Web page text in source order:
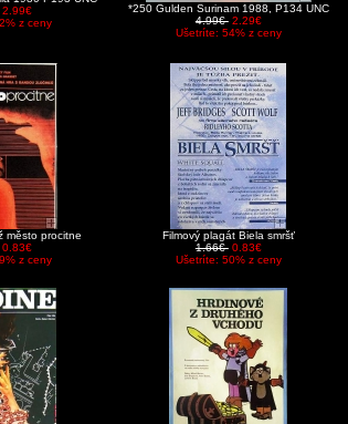
2.99€
z ceny
*250 Gulden Surinam 1988, P134 UNC
4.99€ 2.29€
Ušetríte: 54% z ceny
město procitne
0.83€
z ceny
Filmový plagát Biela smršť
1.66€ 0.83€
Ušetríte: 50% z ceny